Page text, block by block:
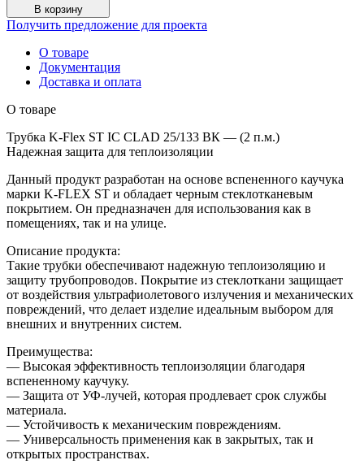
(2
В корзину
Получить предложение для проекта
О товаре
Документация
Доставка и оплата
О товаре
Трубка K-Flex ST IC CLAD 25/133 ВК — (2 п.м.)
Надежная защита для теплоизоляции
Данный продукт разработан на основе вспененного каучука
марки K-FLEX ST и обладает черным стеклотканевым
покрытием. Он предназначен для использования как в
помещениях, так и на улице.
Описание продукта:
Такие трубки обеспечивают надежную теплоизоляцию и
защиту трубопроводов. Покрытие из стеклоткани защищает
от воздействия ультрафиолетового излучения и механических
повреждений, что делает изделие идеальным выбором для
внешних и внутренних систем.
Преимущества:
— Высокая эффективность теплоизоляции благодаря
вспененному каучуку.
— Защита от УФ-лучей, которая продлевает срок службы
материала.
— Устойчивость к механическим повреждениям.
— Универсальность применения как в закрытых, так и
открытых пространствах.